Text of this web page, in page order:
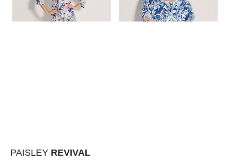
119,00 €189,95 €
89,95 € 159,95 €
PAISLEY REVIVAL